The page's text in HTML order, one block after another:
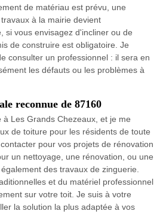
de matériau est prévu, une
à la mairie devient
si vous envisagez d'incliner ou de
de construire est obligatoire. Je
consulter un professionnel : il sera en
les défauts ou les problèmes à
reconnue de 87160
Les Grands Chezeaux, et je me
de toiture pour les résidents de toute
pour vos projets de rénovation
un nettoyage, une rénovation, ou une
des travaux de zinguerie.
et du matériel professionnel
sur votre toit. Je suis à votre
la solution la plus adaptée à vos